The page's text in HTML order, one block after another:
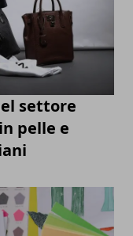
settore
pelle e